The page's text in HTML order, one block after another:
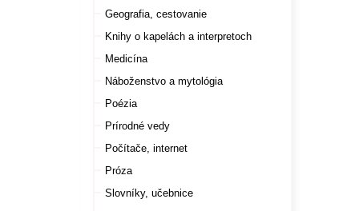
Geografia, cestovanie
Knihy o kapelách a interpretoch
Medicína
Náboženstvo a mytológia
Poézia
Prírodné vedy
Počítače, internet
Próza
Slovníky, učebnice